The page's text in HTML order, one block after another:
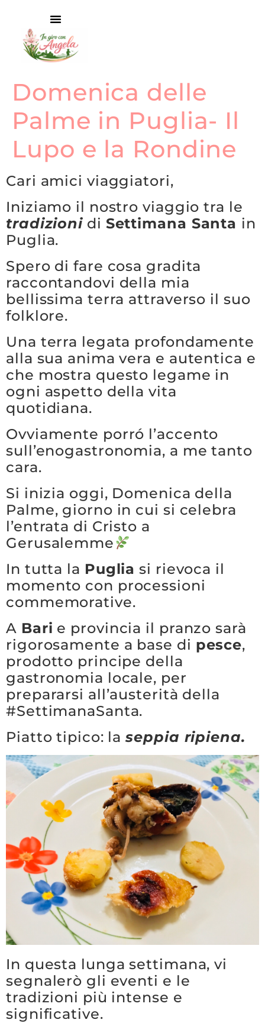
Domenica delle
Palme in Puglia- Il
Lupo e la Rondine
Cari amici viaggiatori,
Iniziamo il nostro viaggio tra le
tradizioni di Settimana Santa in
Puglia.
Spero di fare cosa gradita
raccontandovi della mia
bellissima terra attraverso il suo
folklore.
Una terra legata profondamente
alla sua anima vera e autentica e
che mostra questo legame in
ogni aspetto della vita
quotidiana.
Ovviamente porró l’accento
sull’enogastronomia, a me tanto
cara.
Si inizia oggi, Domenica della
Palme, giorno in cui si celebra
l’entrata di Cristo a
Gerusalemme
In tutta la Puglia si rievoca il
momento con processioni
commemorative.
A Bari e provincia il pranzo sarà
rigorosamente a base di pesce,
prodotto principe della
gastronomia locale, per
prepararsi all’austerità della
#SettimanaSanta.
Piatto tipico: laseppia ripiena.
In questa lunga settimana, vi
segnalerò gli eventi e le
tradizioni più intense e
significative.